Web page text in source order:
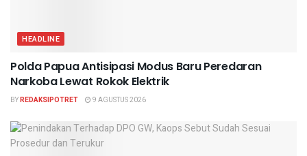
HEADLINE
Polda Papua Antisipasi Modus Baru Peredaran
Narkoba Lewat Rokok Elektrik
BYREDAKSIPOTRET 9 AGUSTUS 2026